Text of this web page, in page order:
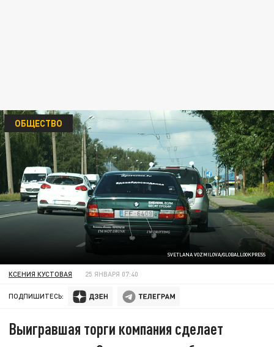
SVETLANA VOZMILOVA/GLOBALLOOKPRESS
ОБЩЕСТВО
КСЕНИЯ КУСТОВАЯ 25 ЯНВАРЯ 07:40
ПОДПИШИТЕСЬ:
Выигравшая торги компания сделает